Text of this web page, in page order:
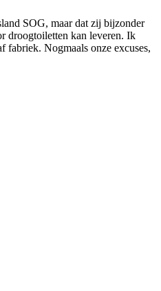
SOG, maar dat zij bijzonder
droogtoiletten kan leveren. Ik
fabriek. Nogmaals onze excuses,